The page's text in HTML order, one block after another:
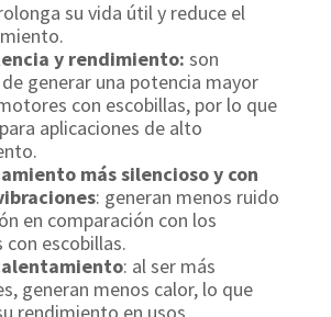
su vida útil y reduce el
y rendimiento: son
generar una potencia mayor
con escobillas, por lo que
aplicaciones de alto
más silencioso y con
: generan menos ruido
en comparación con los
escobillas.
: al ser más
generan menos calor, lo que